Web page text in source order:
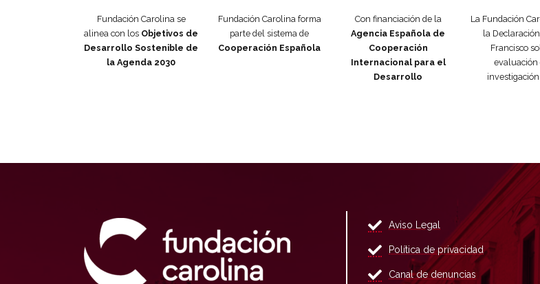
Fundación Carolina se
alinea con los Objetivos de
Desarrollo Sostenible de
la Agenda 2030
Fundación Carolina forma
parte del sistema de
Cooperación Española
Con financiación de la
Agencia Española de
Cooperación
Internacional para el
Desarrollo
La Fundación
la
Francisco
evaluación
investigación
Aviso Legal
Política de privacidad
Canal de denuncias